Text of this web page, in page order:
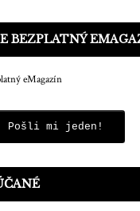
BEZPLATNÝ
Pošli mi jeden!